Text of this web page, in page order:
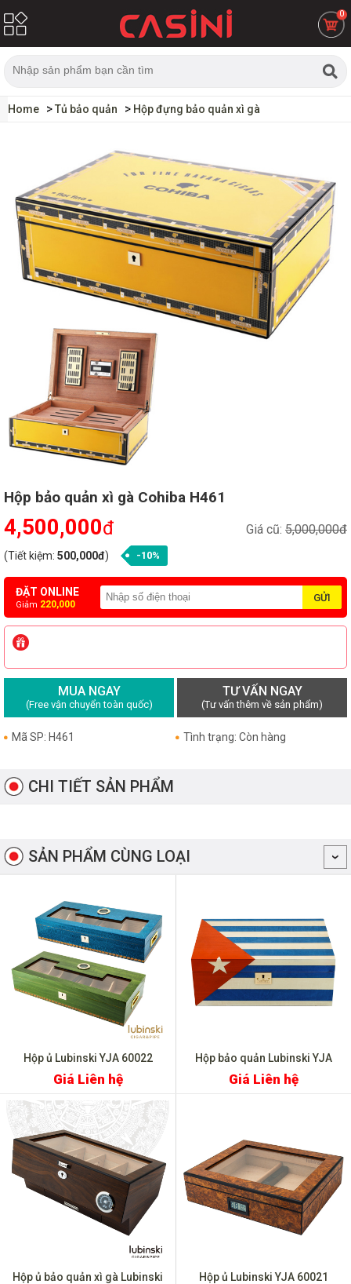
0
Home Tủ bảo quản Hộp đựng bảo quản xì gà
Hộp bảo quản xì gà Cohiba H461
Giá cũ: 5,000,000đ
4,500,000đ
(Tiết kiệm: 500,000đ) -10%
ĐẶT ONLINE
Giảm 220,000
MUA NGAY
(Free vận chuyển toàn quốc)
TƯ VẤN NGAY
(Tư vấn thêm về sản phẩm)
Mã SP: H461 Tình trạng: Còn hàng
CHI TIẾT SẢN PHẨM
SẢN PHẨM CÙNG LOẠI
Hộp ủ Lubinski YJA 60022
Giá Liên hệ
Hộp bảo quản Lubinski YJA
60027
Giá Liên hệ
Hộp ủ bảo quản xì gà Lubinski
Hộp ủ Lubinski YJA 60021